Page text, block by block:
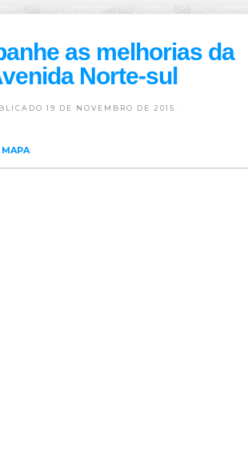
as melhorias da
Norte-sul
19 DE NOVEMBRO DE 2015.